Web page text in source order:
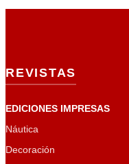
REVISTAS
EDICIONES IMPRESAS
Náutica
Decoración